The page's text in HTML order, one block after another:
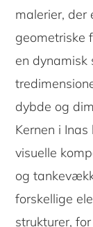
malerier, der
geometriske
en dynamisk
dybde og
Kernen i
visuelle
og
forskellige
strukturer,